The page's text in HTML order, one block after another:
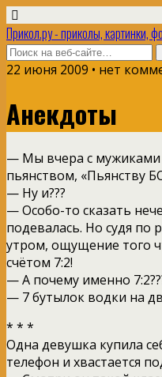
Прикол.ру - приколы, картинки,
22 июня 2009 • нет
Анекдоты
— Мы вчера с мужиками
пьянством, «Пьянству
— Ну и???
— Особо-то сказать
подевалась. Но судя по
утром, ощущение того
счётом 7:2!
— А почему именно
— 7 бутылок водки на
* * *
Одна девушка купила
телефон и хвастается